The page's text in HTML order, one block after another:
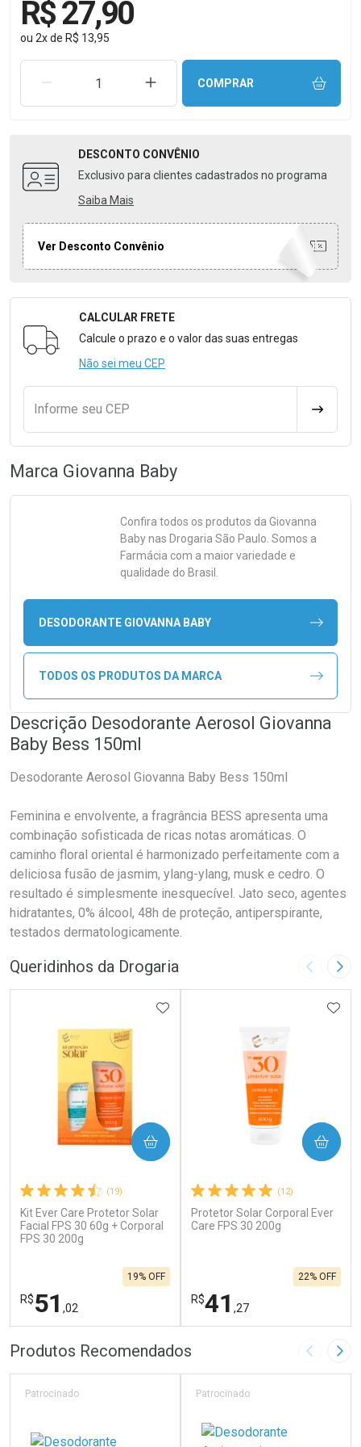
R$ 27,90
ou 2xde R$ 13,95
REMOVER UMA UNIDADEAUMENTAR UMA UNIDADE
COMPRAR
DESCONTO CONVÊNIO
Exclusivo para clientes cadastrados no programa
Saiba Mais
Ver Desconto Convênio
Formulário para Calcular o Frete
CALCULAR FRETE
Calcule o prazo e o valor das suas entregas
Não sei meu CEP
Informe seu CEP
Marca Giovanna Baby
Confira todos os produtos da Giovanna
Babynas Drogaria São Paulo. Somos a
Farmácia com a maior variedade e
qualidade do Brasil.
DESODORANTE GIOVANNA BABY
TODOS OS PRODUTOS DA MARCA
Descrição Desodorante Aerosol Giovanna
Baby Bess 150ml
Desodorante Aerosol Giovanna Baby Bess 150ml
Feminina e envolvente, a fragrância BESS apresenta uma
combinação sofisticada de ricas notas aromáticas. O
caminho floral oriental é harmonizado perfeitamente com a
deliciosa fusão de jasmim, ylang-ylang, musk e cedro. O
resultado é simplesmente inesquecível. Jato seco, agentes
hidratantes, 0% álcool, 48h de proteção, antiperspirante,
testados dermatologicamente.
Queridinhos da Drogaria Imagem
(19)
Kit Ever Care Protetor Solar
Facial FPS 30 60g + Corporal
FPS 30 200g
R$51 ,02
19% OFF
ADICIONAR AOS FAVORITOS
COMPRAR
FECHAR
Laboratório
FECHAR
Por Menos
(12)
Protetor Solar Corporal Ever
Care FPS 30 200g
R$41 ,27
22% OFF
COMPRAR
Laboratório
Por Menos
Produtos Recomendados Imagem
Patrocinado Patrocinado